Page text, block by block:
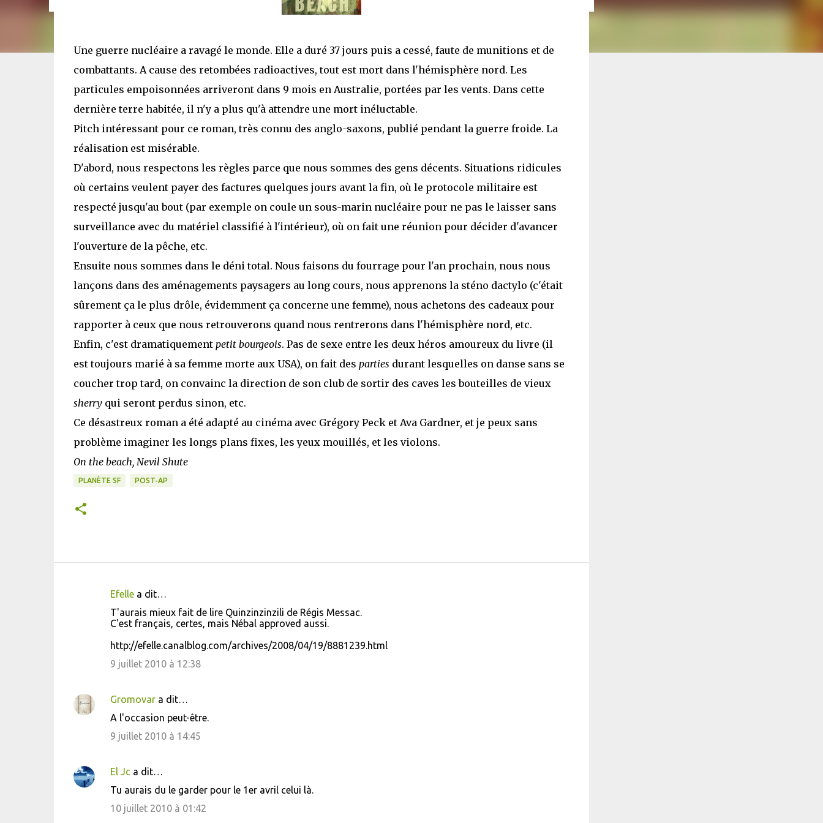
Une guerre nucléaire a ravagé le monde. Elle a duré 37 jours puis a cessé, faute de munitions et de
combattants. A cause des retombées radioactives, tout est mort dans l'hémisphère nord. Les
particules empoisonnées arriveront dans 9 mois en Australie, portées par les vents. Dans cette
dernière terre habitée, il n'y a plus qu'à attendre une mort inéluctable.
Pitch intéressant pour ce roman, très connu des anglo-saxons, publié pendant la guerre froide. La
réalisation est misérable.
D'abord, nous respectons les règles parce que nous sommes des gens décents. Situations ridicules
où certains veulent payer des factures quelques jours avant la fin, où le protocole militaire est
respecté jusqu'au bout (par exemple on coule un sous-marin nucléaire pour ne pas le laisser sans
surveillance avec du matériel classifié à l'intérieur), où on fait une réunion pour décider d'avancer
l'ouverture de la pêche, etc.
Ensuite nous sommes dans le déni total. Nous faisons du fourrage pour l'an prochain, nous nous
lançons dans des aménagements paysagers au long cours, nous apprenons la sténo dactylo (c'était
sûrement ça le plus drôle, évidemment ça concerne une femme), nous achetons des cadeaux pour
rapporter à ceux que nous retrouverons quand nous rentrerons dans l'hémisphère nord, etc.
Enfin, c'est dramatiquement petit bourgeois. Pas de sexe entre les deux héros amoureux du livre (il
est toujours marié à sa femme morte aux USA), on fait des parties durant lesquelles on danse sans se
coucher trop tard, on convainc la direction de son club de sortir des caves les bouteilles de vieux
sherryqui seront perdus sinon, etc.
Ce désastreux roman a été adapté au cinéma avec Grégory Peck et Ava Gardner, et je peux sans
problème imaginer les longs plans fixes, les yeux mouillés, et les violons.
On the beach, Nevil Shute
PLANÈTE SF POST-AP
t
e
Efellea dit…
T'aurais mieux fait de lire Quinzinzinzili de Régis Messac.
C'est français, certes, mais Nébal approved aussi.
http://efelle.canalblog.com/archives/2008/04/19/8881239.html
9 juillet 2010 à 12:38
Gromovara dit…
A l'occasion peut-être.
9 juillet 2010 à 14:45
El Jca dit…
Tu aurais du le garder pour le 1er avril celui là.
10 juillet 2010 à 01:42